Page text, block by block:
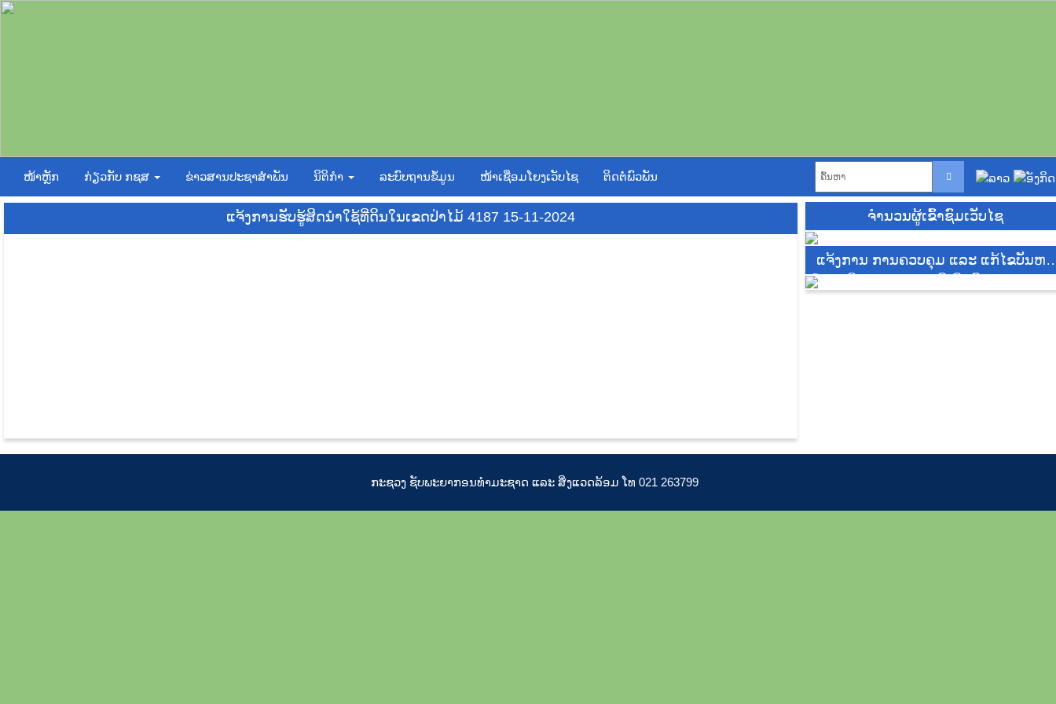
ໜ້າຫຼັກ ກ່ຽວກັບ ກຊສ ຂ່າວສານປະຊາສຳພັນ ນິຕິກຳ ລະບົບຖານຂໍ້ມູນ ໜ້າເຊື່ອມໂຍງເວັບໄຊ ຕິດຕໍ່ພົວພັນ
ແຈ້ງການຮັບຮູ້ສິດນໍາໃຊ້ທີ່ດິນໃນເຂດປ່າໄມ້ 4187 15-11-2024 ຈຳນວນຜູ້ເຂົ້າຊົມເວັບໄຊ
ແຈ້ງການ ການຄວບຄຸມ ແລະ ແກ້ໄຂບັນຫາ
ມົນລະພິດທາງອາກາດ ທີ່ເກີດຂຶ້ນຈາກການຈູ
ກະຊວງ ຊັບພະຍາກອນທຳມະຊາດ ແລະ ສິ່ງແວດລ້ອມ ໂທ 021 263799